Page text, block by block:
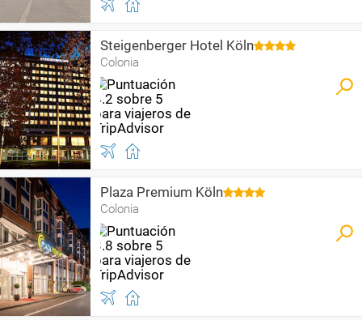
Steigenberger Hotel Köln
Colonia
Plaza Premium Köln
Colonia